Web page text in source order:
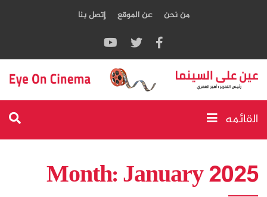
من نحن عن الموقع إتصل بنا
القائمه
Month:January 2025